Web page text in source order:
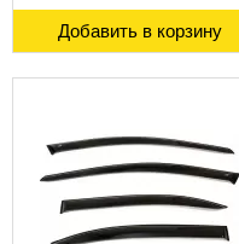
Добавить в корзину